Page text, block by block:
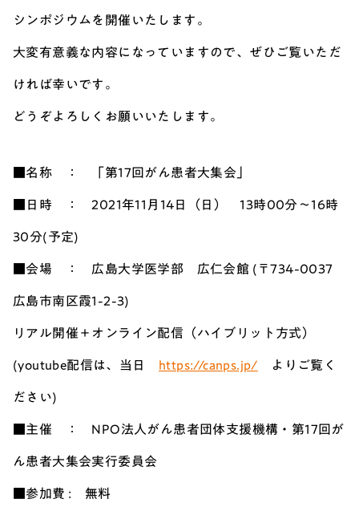
シンポジウムを開催いたします。
大変有意義な内容になっていますので、ぜひご覧いただ
ければ幸いです。
どうぞよろしくお願いいたします。
■名称 ： 「第17回がん患者大集会」
■日時 ： 2021年11月14日（日） 13時00分～16時
30分(予定)
■会場 ： 広島大学医学部 広仁会館 (〒734-0037
広島市南区霞1-2-3)
リアル開催＋オンライン配信（ハイブリット方式）
(youtube配信は、当日 https://canps.jp/ よりご覧く
ださい)
■主催 ： NPO法人がん患者団体支援機構・第17回が
ん患者大集会実行委員会
■参加費 : 無料